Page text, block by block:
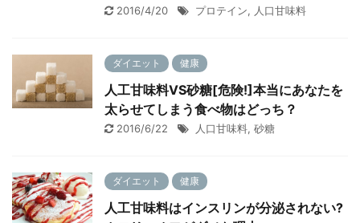
2016/4/20 プロテイン, 人口甘味料
ダイエット 健康
人工甘味料VS砂糖[危険!]本当にあなたを
太らせてしまう食べ物はどっち？
2016/6/22 人口甘味料, 砂糖
ダイエット 健康
人工甘味料はインスリンが分泌されない?